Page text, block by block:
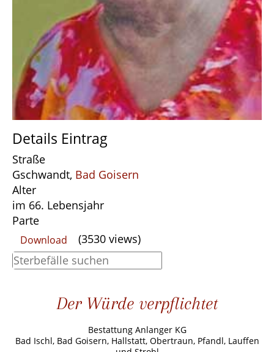
Details Eintrag
Straße
Gschwandt, Bad Goisern
Alter
im 66. Lebensjahr
Parte
Download (3530 views)
Der Würde verpflichtet
Bestattung Anlanger KG
Bad Ischl, Bad Goisern, Hallstatt, Obertraun, Pfandl, Lauffen